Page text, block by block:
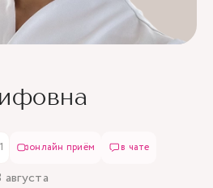
онлайн приём в чате